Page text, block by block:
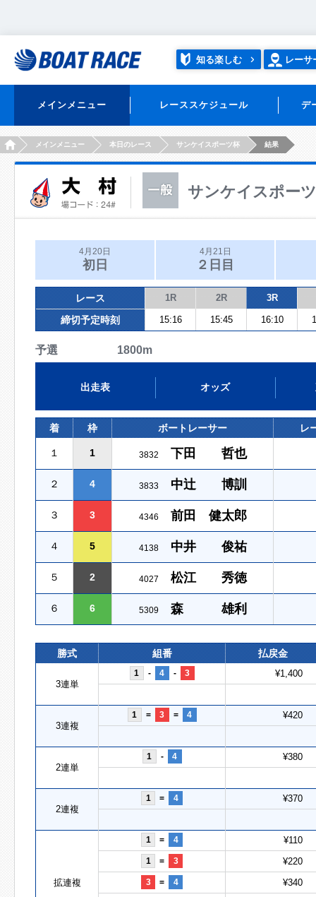
知る楽しむ レーサ
メインメニュー レーススケジュール デ
HOMEメインメニュー 本日のレース サンケイスポーツ杯 結果
サンケイスポー
4月20日
初日
4月21日
２日目
レース 1R 2R 3R
締切予定時刻 15:16 15:45 16:10
予選 1800m
出走表 オッズ
着 枠 ボートレーサー レ
１ 1 3832 下田 哲也
２ 4 3833 中辻 博訓
３ 3 4346 前田 健太郎
４ 5 4138 中井 俊祐
５ 2 4027 松江 秀徳
６ 6 5309 森 雄利
勝式 組番 払戻金
3連単
1 - 4 - 3 ¥1,400
3連複
1 = 3 = 4 ¥420
2連単
1 - 4 ¥380
2連複
1 = 4 ¥370
拡連複
1 = 4 ¥110
1 = 3 ¥220
3 = 4 ¥340